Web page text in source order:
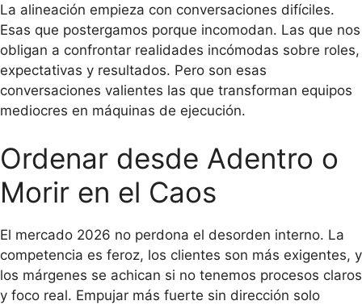
La alineación empieza con conversaciones difíciles.
Esas que postergamos porque incomodan. Las que nos
obligan a confrontar realidades incómodas sobre roles,
expectativas y resultados. Pero son esas
conversaciones valientes las que transforman equipos
mediocres en máquinas de ejecución.
Ordenar desde Adentro o
Morir en el Caos
El mercado 2026 no perdona el desorden interno. La
competencia es feroz, los clientes son más exigentes, y
los márgenes se achican si no tenemos procesos claros
y foco real. Empujar más fuerte sin dirección solo